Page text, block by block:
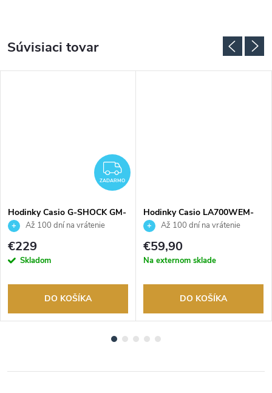
Súvisiaci tovar
ZADARMO
ZADARMO
Hodinky Casio G-SHOCK GM-
S2100BC-1AER
Až 100 dní na vrátenie
tovaru. Autorizovaný predajca.
€229
Skladom
DO KOŠÍKA
Hodinky Casio LA700WEM-
3AEFAž 100 dní na vrátenie
tovaru. Autorizovaný predajca.
€59,90
Na externom sklade
DO KOŠÍKA